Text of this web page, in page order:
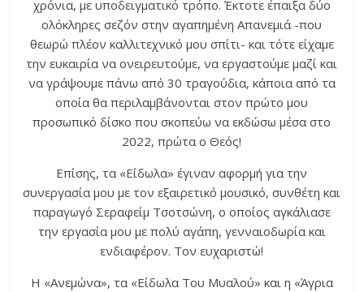
χρόνια, με υποδειγματικό τρόπο. Έκτοτε έπαιξα δύο
ολόκληρες σεζόν στην αγαπημένη Απανεμιά -που
θεωρώ πλέον καλλιτεχνικό μου σπίτι- και τότε είχαμε
την ευκαιρία να ονειρευτούμε, να εργαστούμε μαζί και
να γράψουμε πάνω από 30 τραγούδια, κάποια από τα
οποία θα περιλαμβάνονται στον πρώτο μου
προσωπικό δίσκο που σκοπεύω να εκδώσω μέσα στο
2022, πρώτα ο Θεός!
Επίσης, τα «Είδωλα» έγιναν αφορμή για την
συνεργασία μου με τον εξαιρετικό μουσικό, συνθέτη και
παραγωγό Σεραφείμ Τσοτσώνη, ο οποίος αγκάλιασε
την εργασία μου με πολύ αγάπη, γενναιοδωρία και
ενδιαφέρον. Τον ευχαριστώ!
Η «Ανεμώνα», τα «Είδωλα Του Μυαλού» και η «Άγρια